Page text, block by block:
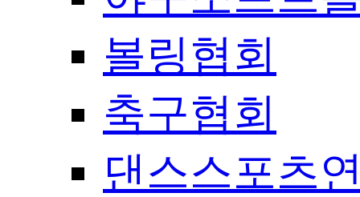
볼링협회
축구협회
댄스스포츠